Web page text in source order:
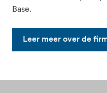
Base.
Leer meer over de